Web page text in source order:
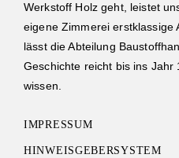
Werkstoff Holz geht, leistet
eigene Zimmerei erstklassige
lässt die Abteilung
Geschichte reicht bis ins
wissen.
IMPRESSUM
HINWEISGEBERSYSTEM